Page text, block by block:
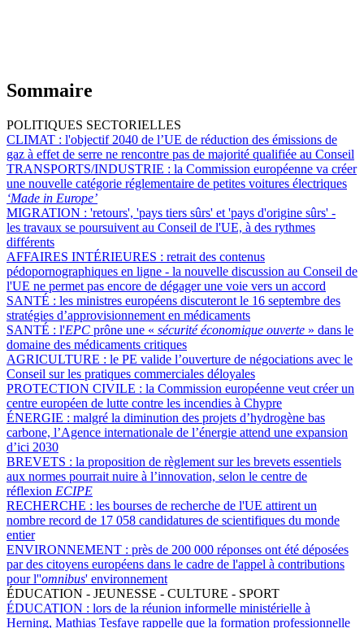
Sommaire
POLITIQUES SECTORIELLES
CLIMAT : l'objectif 2040 de l’UE de réduction des émissions de
gaz à effet de serre ne rencontre pas de majorité qualifiée au Conseil
TRANSPORTS/INDUSTRIE : la Commission européenne va créer
une nouvelle catégorie réglementaire de petites voitures électriques
‘Made in Europe’
MIGRATION : 'retours', 'pays tiers sûrs' et 'pays d'origine sûrs' -
les travaux se poursuivent au Conseil de l'UE, à des rythmes
différents
AFFAIRES INTÉRIEURES : retrait des contenus
pédopornographiques en ligne - la nouvelle discussion au Conseil de
l'UE ne permet pas encore de dégager une voie vers un accord
SANTÉ : les ministres européens discuteront le 16 septembre des
stratégies d’approvisionnement en médicaments
SANTÉ : l'EPC prône une « sécurité économique ouverte » dans le
domaine des médicaments critiques
AGRICULTURE : le PE valide l’ouverture de négociations avec le
Conseil sur les pratiques commerciales déloyales
PROTECTION CIVILE : la Commission européenne veut créer un
centre européen de lutte contre les incendies à Chypre
ÉNERGIE : malgré la diminution des projets d’hydrogène bas
carbone, l’Agence internationale de l’énergie attend une expansion
d’ici 2030
BREVETS : la proposition de règlement sur les brevets essentiels
aux normes pourrait nuire à l’innovation, selon le centre de
réflexion ECIPE
RECHERCHE : les bourses de recherche de l'UE attirent un
nombre record de 17 058 candidatures de scientifiques du monde
entier
ENVIRONNEMENT : près de 200 000 réponses ont été déposées
par des citoyens européens dans le cadre de l'appel à contributions
pour l''omnibus' environnement
ÉDUCATION - JEUNESSE - CULTURE - SPORT
ÉDUCATION : lors de la réunion informelle ministérielle à
Herning, Mathias Tesfaye rappelle que la formation professionnelle